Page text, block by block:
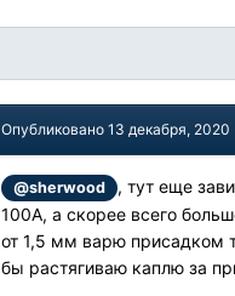
Опубликовано13 декабря, 2020
@sherwood
, тут еще
100А, а скорее всего
от 1,5 мм варю присадком
бы растягиваю каплю за